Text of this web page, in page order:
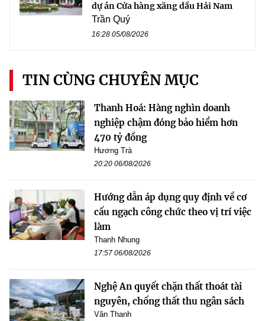
dự án Cửa hàng xăng dầu Hải Nam
Trần Quý
16:28 05/08/2026
TIN CÙNG CHUYÊN MỤC
Thanh Hoá: Hàng nghìn doanh
nghiệp chậm đóng bảo hiểm hơn
470 tỷ đồng
Hương Trà
20:20 06/08/2026
Hướng dẫn áp dụng quy định về cơ
cấu ngạch công chức theo vị trí việc
làm
Thanh Nhung
17:57 06/08/2026
Nghệ An quyết chặn thất thoát tài
nguyên, chống thất thu ngân sách
Văn Thanh